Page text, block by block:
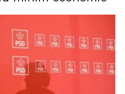
Investigații